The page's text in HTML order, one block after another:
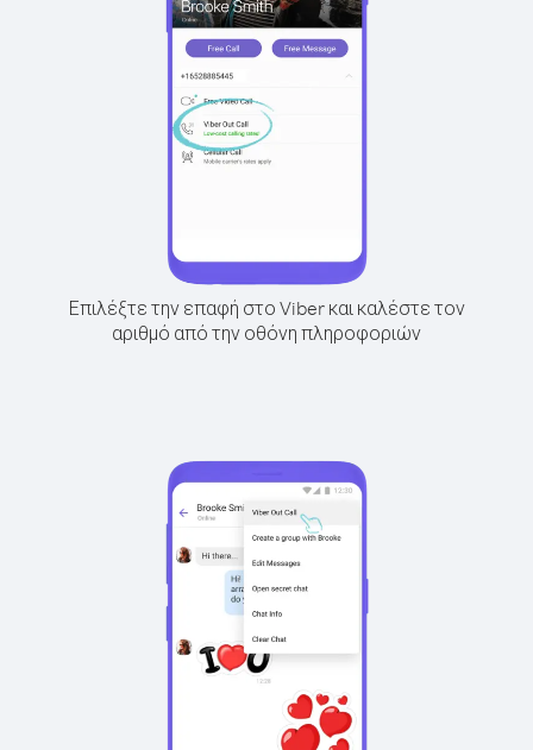
Επιλέξτε την επαφή στο Viber και καλέστε τον
αριθμό από την οθόνη πληροφοριών